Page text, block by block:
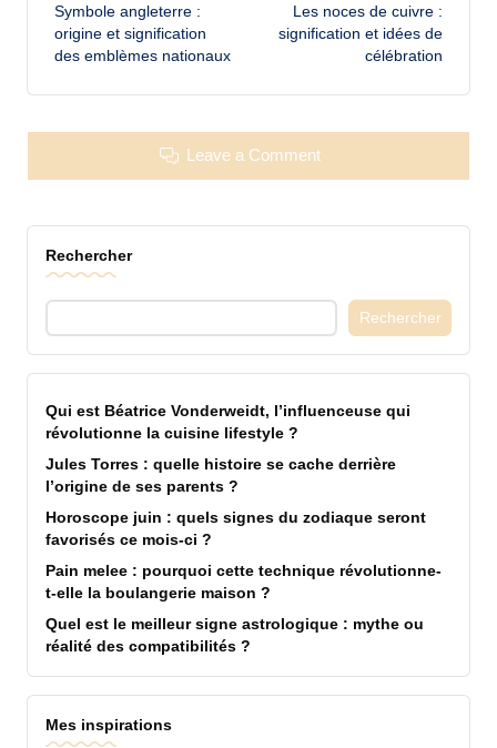
navigation
Symbole angleterre :
origine et signification
des emblèmes nationaux
Les noces de cuivre :
signification et idées de
célébration
Leave a Comment
Rechercher
Rechercher
Qui est Béatrice Vonderweidt, l’influenceuse qui
révolutionne la cuisine lifestyle ?
Jules Torres : quelle histoire se cache derrière
l’origine de ses parents ?
Horoscope juin : quels signes du zodiaque seront
favorisés ce mois-ci ?
Pain melee : pourquoi cette technique révolutionne-
t-elle la boulangerie maison ?
Quel est le meilleur signe astrologique : mythe ou
réalité des compatibilités ?
Mes inspirations